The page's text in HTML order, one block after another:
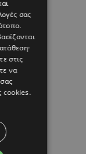
σας
στις
να
cookies.